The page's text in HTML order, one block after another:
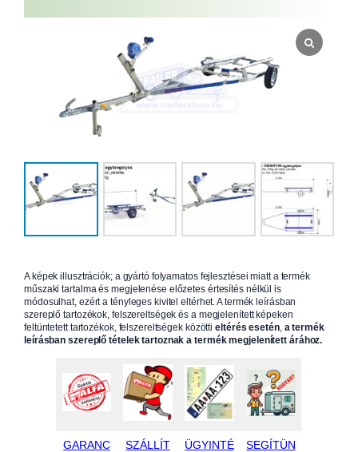
A képek illusztrációk; a gyártó folyamatos fejlesztései miatt a termék
műszaki tartalma és megjelenése előzetes értesítés nélkül is
módosulhat, ezért a tényleges kivitel eltérhet. A termék leírásban
szereplő tartozékok, felszereltségek és a megjelenített képeken
feltüntetett tartozékok, felszereltségek közöttieltérés esetén, a termék
leírásban szereplő tételek tartoznak a termék megjelenített árához.
GARANC
SZÁLLÍT
ÜGYINTÉ
SEGÍTÜN